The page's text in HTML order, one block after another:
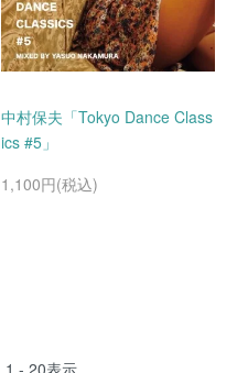
中村保夫「Tokyo Dance Class
ics #5」
1,100円(税込)